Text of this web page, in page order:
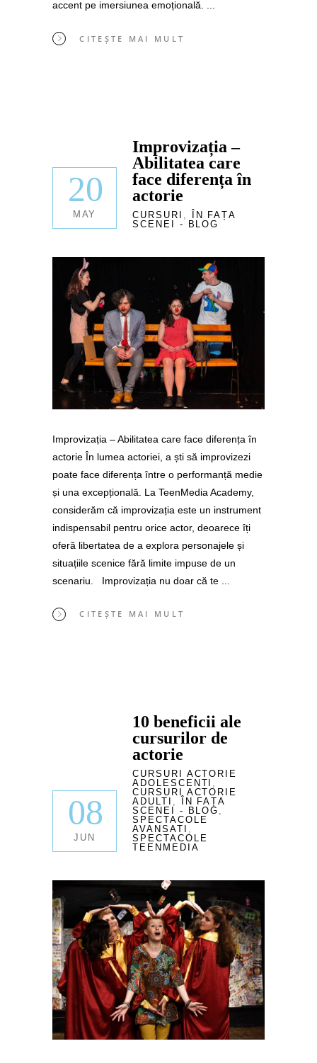
accent pe imersiunea emoțională.
CITEȘTE MAI MULT
20
MAY
Improvizația –
Abilitatea care
face diferența în
actorie
CURSURI
ÎN FAȚA
SCENEI - BLOG
Improvizația – Abilitatea care face diferența în
actorie În lumea actoriei, a ști să improvizezi
poate face diferența între o performanță medie
și una excepțională. La TeenMedia Academy,
considerăm că improvizația este un instrument
indispensabil pentru orice actor, deoarece îți
oferă libertatea de a explora personajele și
situațiile scenice fără limite impuse de un
scenariu. Improvizația nu doar că te
CITEȘTE MAI MULT
08
JUN
10 beneficii ale
cursurilor de
actorie
CURSURI ACTORIE
ADOLESCENTI ,
CURSURI ACTORIE
ADULTI ,
ÎN FAȚA
SCENEI - BLOG ,
SPECTACOLE
AVANSATI ,
SPECTACOLE
TEENMEDIA